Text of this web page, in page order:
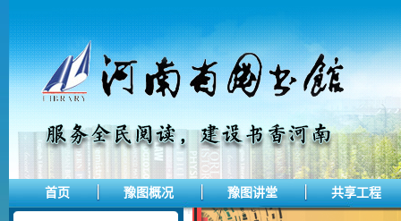
首页 豫图概况 豫图讲堂 共享工程